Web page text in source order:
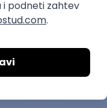
Beograd | Rad od kuće
NUTRIFIT
Coordinator)